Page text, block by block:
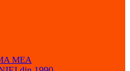
MEA